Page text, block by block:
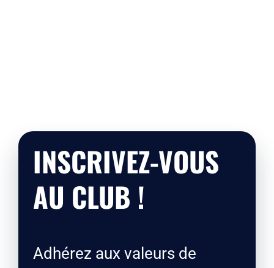
INSCRIVEZ-VOUS
AU CLUB !
Adhérez aux valeurs de